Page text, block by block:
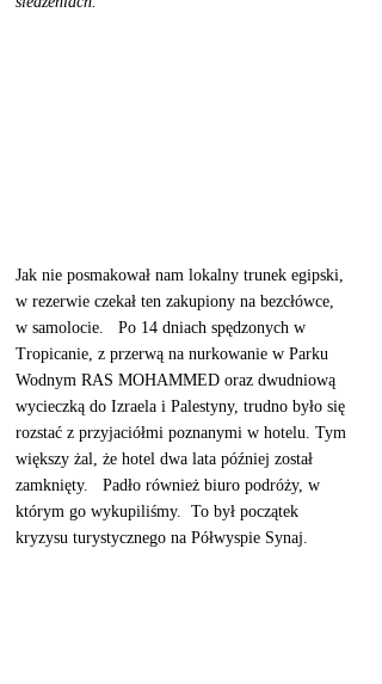
Jak nie posmakował nam lokalny trunek egipski,
w rezerwie czekał ten zakupiony na bezcłówce,
w samolocie.   Po 14 dniach spędzonych w
Tropicanie, z przerwą na nurkowanie w Parku
Wodnym RAS MOHAMMED oraz dwudniową
wycieczką do Izraela i Palestyny, trudno było się
rozstać z przyjaciółmi poznanymi w hotelu. Tym
większy żal, że hotel dwa lata później został
zamknięty.   Padło również biuro podróży, w
którym go wykupiliśmy.  To był początek
kryzysu turystycznego na Półwyspie Synaj.